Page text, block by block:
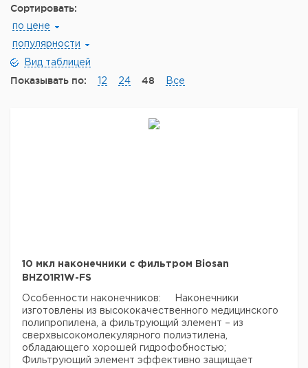
Сортировать:
по цене
популярности
Вид таблицей
Показывать по: 12 24 48 Все
10 мкл наконечники с фильтром Biosan
BHZ01R1W-FS
Особенности наконечников: Наконечники
изготовлены из высококачественного медицинского
полипропилена, а фильтрующий элемент – из
сверхвысокомолекулярного полиэтилена,
обладающего хорошей гидрофобностью;
Фильтрующий элемент эффективно защищает